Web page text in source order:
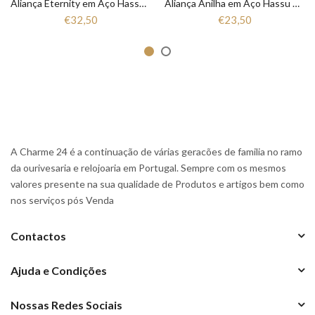
Aliança Eternity em Aço Hassu 7HSS010148A
€32,50
Aliança Anilha em Aço Hassu 7HSS010148
€23,50
A Charme 24 é a continuação de várias geracões de familia no ramo
da ourivesaria e relojoaria em Portugal. Sempre com os mesmos
valores presente na sua qualidade de Produtos e artigos bem como
nos serviços pós Venda
Contactos
Ajuda e Condições
Nossas Redes Sociais